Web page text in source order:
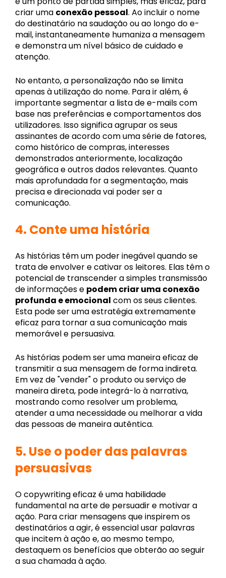
criar uma conexão pessoal. Ao incluir o nome
do destinatário na saudação ou ao longo do e-
mail, instantaneamente humaniza a mensagem
e demonstra um nível básico de cuidado e
atenção.
No entanto, a personalização não se limita
apenas à utilização do nome. Para ir além, é
importante segmentar a lista de e-mails com
base nas preferências e comportamentos dos
utilizadores. Isso significa agrupar os seus
assinantes de acordo com uma série de fatores,
como histórico de compras, interesses
demonstrados anteriormente, localização
geográfica e outros dados relevantes. Quanto
mais aprofundada for a segmentação, mais
precisa e direcionada vai poder ser a
comunicação.
4. Conte uma história
As histórias têm um poder inegável quando se
trata de envolver e cativar os leitores. Elas têm o
potencial de transcender a simples transmissão
de informações e podem criar uma conexão
profunda e emocional com os seus clientes.
Esta pode ser uma estratégia extremamente
eficaz para tornar a sua comunicação mais
memorável e persuasiva.
As histórias podem ser uma maneira eficaz de
transmitir a sua mensagem de forma indireta.
Em vez de "vender" o produto ou serviço de
maneira direta, pode integrá-lo à narrativa,
mostrando como resolver um problema,
atender a uma necessidade ou melhorar a vida
das pessoas de maneira autêntica.
5. Use o poder das palavras
persuasivas
O copywriting eficaz é uma habilidade
fundamental na arte de persuadir e motivar a
ação. Para criar mensagens que inspirem os
destinatários a agir, é essencial usar palavras
que incitem à ação e, ao mesmo tempo,
destaquem os benefícios que obterão ao seguir
a sua chamada à ação.